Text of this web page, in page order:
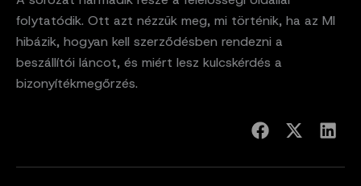
folytatódik. Ott azt nézzük meg, mi történik, ha az MI
hibázik, hogyan kell szerződésben rendezni a
beszállítói láncot, és miért lesz kulcskérdés a
bizonyítékmegőrzés.